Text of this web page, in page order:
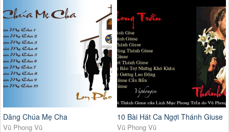
Dâng Chúa Mẹ Cha
Vũ Phong Vũ
10 Bài Hát Ca Ngợi Thánh Giuse
Vũ Phong Vũ